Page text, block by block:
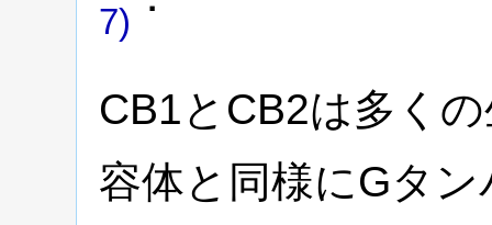
7)
CB1とCB2は多く
容体と同様にGタ